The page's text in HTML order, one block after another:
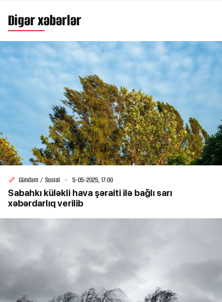
Digər xəbərlər
Gündəm / Sosial 5-05-2025, 17:00
Sabahkı küləkli hava şəraiti ilə bağlı sarı
xəbərdarlıq verilib